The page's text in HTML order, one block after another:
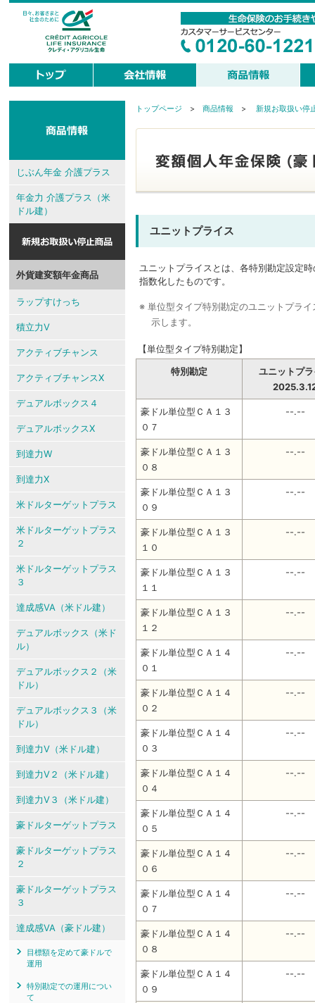
現
トップページ > 商品情報 > 新規お取扱い停
ユニットプライス
ユニットプライスとは、各特別勘定設定
指数化したものです。
※ 単位型タイプ特別勘定のユニットプラ
示します。
【単位型タイプ特別勘定】
特別勘定
ユニットプ
豪ドル単位型ＣＡ１３
０７
--.--
豪ドル単位型ＣＡ１３
０８
--.--
豪ドル単位型ＣＡ１３
０９
--.--
豪ドル単位型ＣＡ１３
１０
--.--
豪ドル単位型ＣＡ１３
１１
--.--
豪ドル単位型ＣＡ１３
１２
--.--
豪ドル単位型ＣＡ１４
０１
--.--
豪ドル単位型ＣＡ１４
０２
--.--
豪ドル単位型ＣＡ１４
０３
--.--
豪ドル単位型ＣＡ１４
０４
--.--
豪ドル単位型ＣＡ１４
０５
--.--
豪ドル単位型ＣＡ１４
０６
--.--
豪ドル単位型ＣＡ１４
０７
--.--
豪ドル単位型ＣＡ１４
０８
--.--
豪ドル単位型ＣＡ１４
０９
--.--
じぶん年金 介護プラス
年金力 介護プラス（米
ドル建）
外貨建変額年金商品
ラップすけっち
積立力V
アクティブチャンス
アクティブチャンスX
デュアルボックス４
デュアルボックスX
到達力W
到達力X
米ドルターゲットプラス
米ドルターゲットプラス
２
米ドルターゲットプラス
３
達成感VA（米ドル建）
デュアルボックス（米ド
ル）
デュアルボックス２（米
ドル）
デュアルボックス３（米
ドル）
到達力V（米ドル建）
到達力V２（米ドル建）
到達力V３（米ドル建）
豪ドルターゲットプラス
豪ドルターゲットプラス
２
豪ドルターゲットプラス
３
達成感VA（豪ドル建）
目標額を定めて豪ドルで
運用
特別勘定での運用につい
て